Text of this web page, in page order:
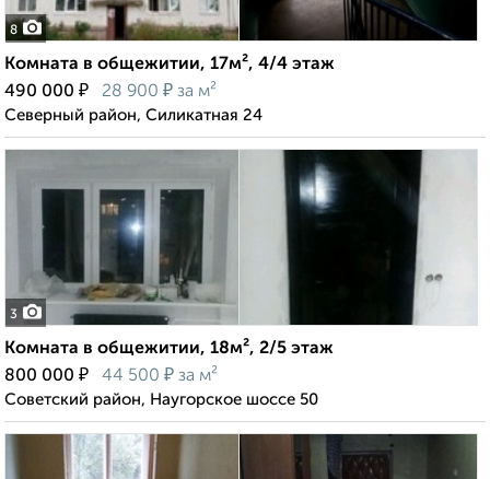
8
Комната в общежитии, 17м², 4/4 этаж
490 000 ₽ 28 900 ₽ за м²
Северный район, Силикатная 24
3
Комната в общежитии, 18м², 2/5 этаж
800 000 ₽ 44 500 ₽ за м²
Советский район, Наугорское шоссе 50